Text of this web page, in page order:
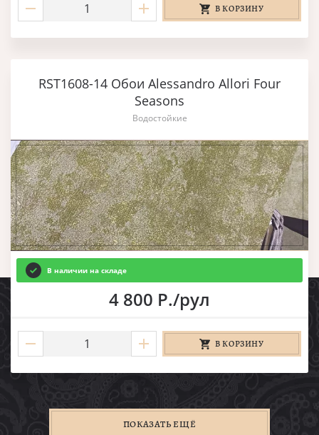
В КОРЗИНУ
RST1608-14 Обои Alessandro Allori Four
Seasons
Водостойкие
В наличии на складе
4 800 Р./рул
В КОРЗИНУ
ПОКАЗАТЬ ЕЩЁ